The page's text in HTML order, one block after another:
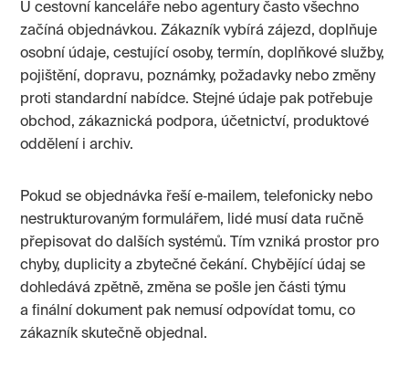
U cestovní kanceláře nebo agentury často všechno
začíná objednávkou. Zákazník vybírá zájezd, doplňuje
osobní údaje, cestující osoby, termín, doplňkové služby,
pojištění, dopravu, poznámky, požadavky nebo změny
proti standardní nabídce. Stejné údaje pak potřebuje
obchod, zákaznická podpora, účetnictví, produktové
oddělení i archiv.
Pokud se objednávka řeší e‑mailem, telefonicky nebo
nestrukturovaným formulářem, lidé musí data ručně
přepisovat do dalších systémů. Tím vzniká prostor pro
chyby, duplicity a zbytečné čekání. Chybějící údaj se
dohledává zpětně, změna se pošle jen části týmu
a finální dokument pak nemusí odpovídat tomu, co
zákazník skutečně objednal.